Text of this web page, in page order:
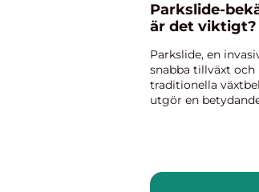
Parkslide-
är det viktigt?
Parkslide, en
snabba tillväxt
traditionella
utgör en